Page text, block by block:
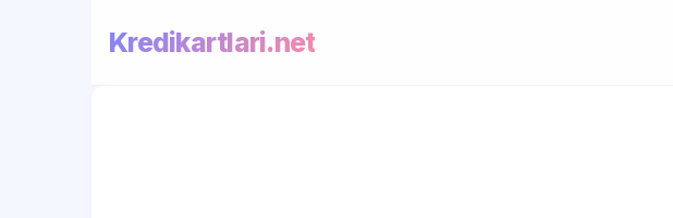
Kredikartlari.net